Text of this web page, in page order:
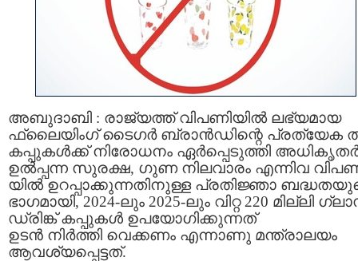
അബുദാബി : രാജ്യത്ത് വിപണിയിൽ ലഭ്യമായ
ഫ്ലൈയിംഗ് ടൈഗർ ബ്രാൻഡിന്റെ പ്രത്യേക
കപ്പുകൾക്ക് നിരോധനം ഏർപ്പെടുത്തി
ഉൽപ്പന്ന സുരക്ഷ, ഗുണ നിലവാരം എന്നിവ
യിൽ ഉറപ്പാക്കുന്നതിനുള്ള പ്രതിജ്ഞാ
ഭാഗമായി, 2024-ലും 2025-ലും വിറ്റ 220 മില്ലി
ഡ്രിങ്ക് കപ്പുകൾ ഉപയോഗിക്കുന്നത്
ഉടൻ നിർത്തി വെക്കണം എന്നാണു മന്ത്രാലയം
ആവശ്യപ്പെട്ടത്.